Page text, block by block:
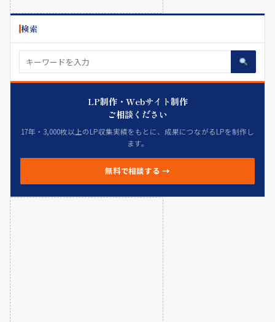
検索
LP制作・Webサイト制作
ご相談ください
17年・3,000枚以上のLP収集実績をもとに、成果につながるLPを制作し
ます。
無料で相談する →